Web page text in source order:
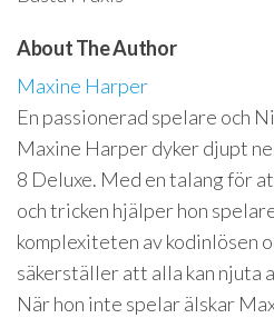
About The Author
Maxine Harper
En passionerad spelare och
Maxine Harper dyker djupt
8 Deluxe. Med en talang för
och tricken hjälper hon
komplexiteten av kodinlösen
säkerställer att alla kan njuta
När hon inte spelar älskar